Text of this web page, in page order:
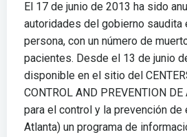
El 17 de junio de 2013 ha sido
autoridades del gobierno saudita
persona, con un número de
pacientes. Desde el 13 de junio
disponible en el sitio del
CONTROL AND PREVENTION
para el control y la prevención
Atlanta) un programa de